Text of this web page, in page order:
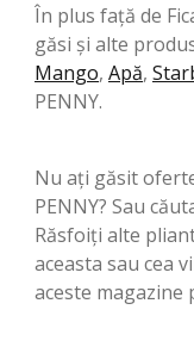
În plus față de
găsi și alte
Mango, Apă,
PENNY.
Nu ați găsit
PENNY? Sau
Răsfoiți alte
aceasta sau cea
aceste magazine